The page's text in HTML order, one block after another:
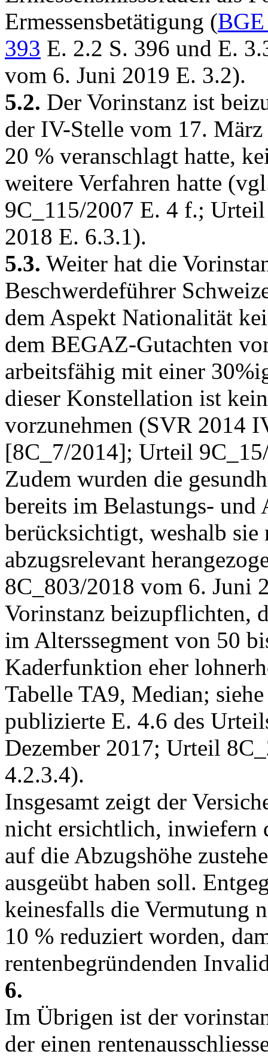
Ermessensbetätigung (
393 E. 2.2 S. 396 und E.
vom 6. Juni 2019 E. 3.2).
5.2. Der Vorinstanz ist
der IV-Stelle vom 17.
20 % veranschlagt hatte,
weitere Verfahren hatte
9C_115/2007 E. 4 f.;
2018 E. 6.3.1).
5.3. Weiter hat die
Beschwerdeführer
dem Aspekt Nationalität
dem BEGAZ-Gutachten
arbeitsfähig mit einer
dieser Konstellation ist
vorzunehmen (SVR 2014
[8C_7/2014]; Urteil
Zudem wurden die
bereits im Belastungs-
berücksichtigt, weshalb
abzugsrelevant
8C_803/2018 vom 6. Juni
Vorinstanz beizupflichten,
im Alterssegment von 50
Kaderfunktion eher
Tabelle TA9, Median;
publizierte E. 4.6 des
Dezember 2017; Urteil
4.2.3.4).
Insgesamt zeigt der
nicht ersichtlich, inwiefern
auf die Abzugshöhe
ausgeübt haben soll.
keinesfalls die Vermutung
10 % reduziert worden,
rentenbegründenden
6.
Im Übrigen ist der
der einen